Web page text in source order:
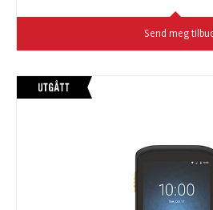
Send meg